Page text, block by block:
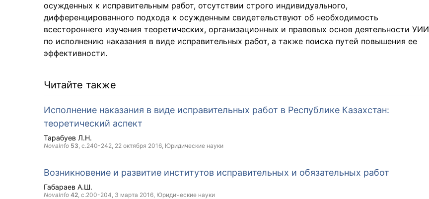
осужденных к исправительным работ, отсутствии строго индивидуального,
дифференцированного подхода к осужденным свидетельствуют об необходимость
всестороннего изучения теоретических, организационных и правовых основ деятельности УИИ
по исполнению наказания в виде исправительных работ, а также поиска путей повышения ее
эффективности.
Читайте также
Исполнение наказания в виде исправительных работ в Республике Казахстан:
теоретический аспект
Тарабуев Л.Н.
NovaInfo 53, с.240-242, 22 октября 2016, Юридические науки
Возникновение и развитие институтов исправительных и обязательных работ
Габараев А.Ш.
NovaInfo 42, с.200-204, 3 марта 2016, Юридические науки